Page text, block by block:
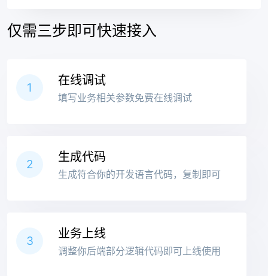
仅需三步即可快速接入
1
在线调试
填写业务相关参数免费在线调试
2
生成代码
生成符合你的开发语言代码，复制即可
3
业务上线
调整你后端部分逻辑代码即可上线使用